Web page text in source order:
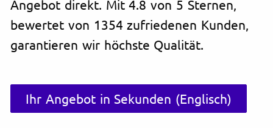
Angebot direkt. Mit 4.8 von 5 Sternen,
bewertet von 1354 zufriedenen Kunden,
garantieren wir höchste Qualität.
Ihr Angebot in Sekunden (Englisch)